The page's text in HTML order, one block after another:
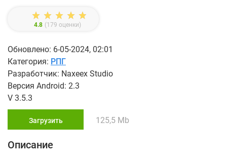
4.8 (179 оценки)
Обновлено: 6-05-2024, 02:01
Категория: РПГ
Разработчик: Naxeex Studio
Версия Android: 2.3
V 3.5.3
Загрузить 125,5 Mb
Описание